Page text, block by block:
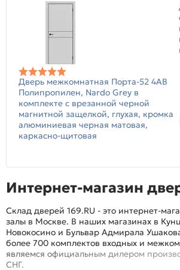
Дверь межкомнатная Порта-52 4AB
Полипропилен, Nardo Grey в
комплекте с врезанной черной
магнитной защелкой, глухая, кромка
алюминиевая черная матовая,
каркасно-щитовая
Интернет-магазин
Склад дверей 169.RU - это интернет-
залы в Москве. В наших магазинах в
Новокосино и Бульвар Адмирала
более 700 комплектов входных и
являемся официальным дилером
СНГ.